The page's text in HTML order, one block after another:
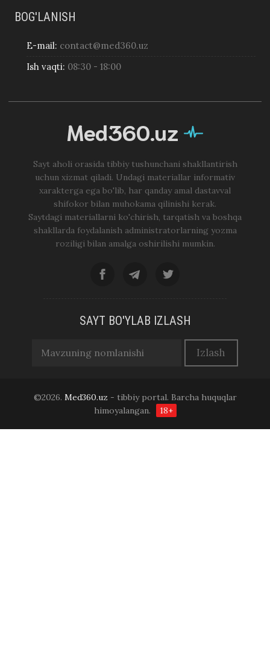
Med360.uz
Sayt aholi orasida tibbiy tushunchani shakllantirish
uchun xizmat qiladi. Undagi materiallar informativ
xarakterga ega bo'lib, har qanday amal dastavval
shifokor bilan muhokama qilinishi kerak.
Saytdagi materiallarni ko'chirish, tarqatish va boshqa
shakllarda foydalanish administratorlarning yozma
roziligi bilan amalga oshirilishi mumkin.
SAYT BO'YLAB IZLASH
BOG'LANISH
E-mail: contact@med360.uz
Ish vaqti: 08:30 - 18:00
©2026. Med360.uz - tibbiy portal. Barcha huquqlar
himoyalangan.
18+